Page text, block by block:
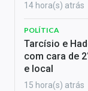
14 hora(s) atrás
POLÍTICA
Tarcísio e
com cara de
e local
15 hora(s) atrás